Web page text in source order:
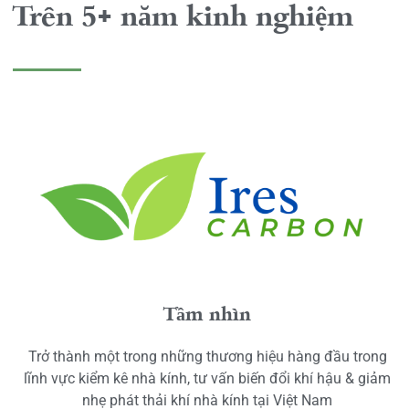
Trên 5+ năm kinh nghiệm
Tầm nhìn
Trở thành một trong những thương hiệu hàng đầu trong
lĩnh vực kiểm kê nhà kính, tư vấn biến đổi khí hậu & giảm
nhẹ phát thải khí nhà kính tại Việt Nam